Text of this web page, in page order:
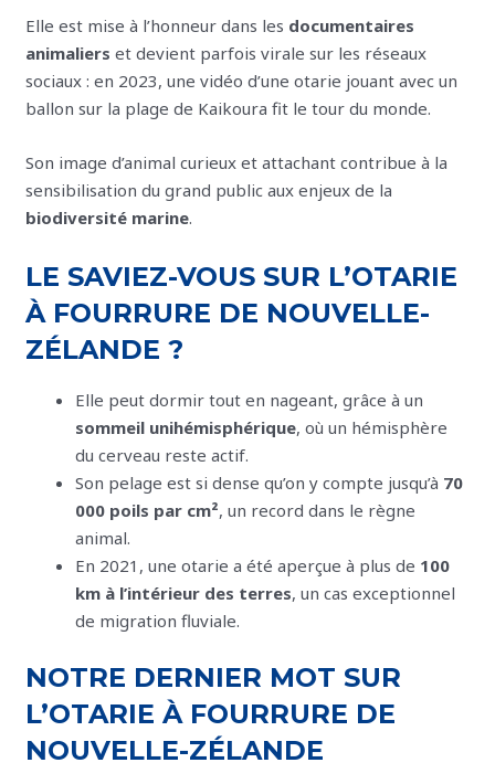
Elle est mise à l’honneur dans les documentaires
animaliers et devient parfois virale sur les réseaux
sociaux : en 2023, une vidéo d’une otarie jouant avec un
ballon sur la plage de Kaikoura fit le tour du monde.
Son image d’animal curieux et attachant contribue à la
sensibilisation du grand public aux enjeux de la
biodiversité marine.
LE SAVIEZ-VOUS SUR L’OTARIE
À FOURRURE DE NOUVELLE-
ZÉLANDE ?
Elle peut dormir tout en nageant, grâce à un
sommeil unihémisphérique, où un hémisphère
du cerveau reste actif.
Son pelage est si dense qu’on y compte jusqu’à 70
000 poils par cm², un record dans le règne
animal.
En 2021, une otarie a été aperçue à plus de 100
km à l’intérieur des terres, un cas exceptionnel
de migration fluviale.
NOTRE DERNIER MOT SUR
L’OTARIE À FOURRURE DE
NOUVELLE-ZÉLANDE